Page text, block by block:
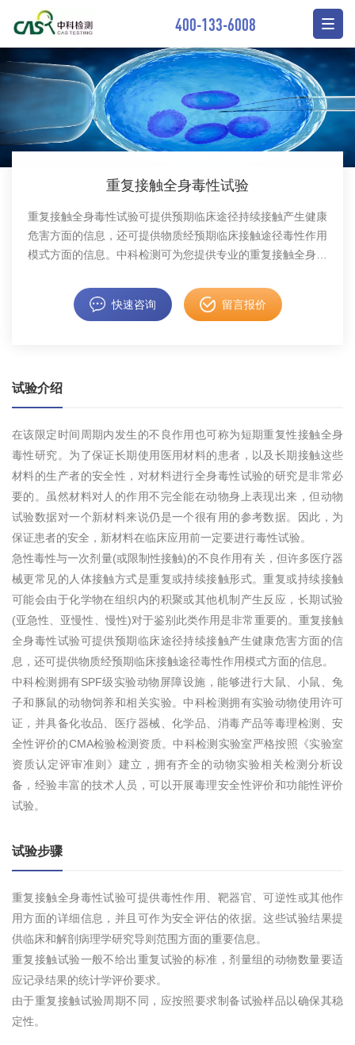
400-133-6008
重复接触全身毒性试验
重复接触全身毒性试验可提供预期临床途径持续接触产生健康
危害方面的信息，还可提供物质经预期临床接触途径毒性作用
模式方面的信息。中科检测可为您提供专业的重复接触全身毒
快速咨询 留言报价
试验介绍
在该限定时间周期内发生的不良作用也可称为短期重复性接触全身
毒性研究。为了保证长期使用医用材料的患者，以及长期接触这些
材料的生产者的安全性，对材料进行全身毒性试验的研究是非常必
要的。虽然材料对人的作用不完全能在动物身上表现出来，但动物
试验数据对一个新材料来说仍是一个很有用的参考数据。因此，为
保证患者的安全，新材料在临床应用前一定要进行毒性试验。
急性毒性与一次剂量(或限制性接触)的不良作用有关，但许多医疗器
械更常见的人体接触方式是重复或持续接触形式。重复或持续接触
可能会由于化学物在组织内的积聚或其他机制产生反应，长期试验
(亚急性、亚慢性、慢性)对于鉴别此类作用是非常重要的。重复接触
全身毒性试验可提供预期临床途径持续接触产生健康危害方面的信
息，还可提供物质经预期临床接触途径毒性作用模式方面的信息。
中科检测拥有SPF级实验动物屏障设施，能够进行大鼠、小鼠、兔
子和豚鼠的动物饲养和相关实验。中科检测拥有实验动物使用许可
证，并具备化妆品、医疗器械、化学品、消毒产品等毒理检测、安
全性评价的CMA检验检测资质。中科检测实验室严格按照《实验室
资质认定评审准则》建立，拥有齐全的动物实验相关检测分析设
备，经验丰富的技术人员，可以开展毒理安全性评价和功能性评价
试验。
试验步骤
重复接触全身毒性试验可提供毒性作用、靶器官、可逆性或其他作
用方面的详细信息，并且可作为安全评估的依据。这些试验结果提
供临床和解剖病理学研究导则范围方面的重要信息。
重复接触试验一般不给出重复试验的标准，剂量组的动物数量要适
应记录结果的统计学评价要求。
由于重复接触试验周期不同，应按照要求制备试验样品以确保其稳
定性。